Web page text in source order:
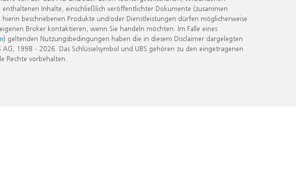
Inhalte, einschließlich veröffentlichter Dokumente (zusammen
beschriebenen Produkte und/oder Dienstleistungen dürfen möglicherweise
Broker kontaktieren, wenn Sie handeln möchten. Im Falle eines
) geltenden Nutzungsbedingungen haben die in diesem Disclaimer dargelegten
1998 - 2026. Das Schlüsselsymbol und UBS gehören zu den eingetragenen
Rechte vorbehalten.